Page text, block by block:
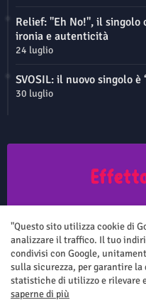
Relief: "Eh No!", il
ironia e autenticità
24 luglio
SVOSIL: il nuovo singolo è
30 luglio
aggiornato senza nessuna
un prodotto editoriale ai
Home
"Questo sito utilizza cookie di
analizzare il traffico. Il tuo
condivisi con Google,
sulla sicurezza, per garantire
statistiche di utilizzo e rilevare
saperne di più